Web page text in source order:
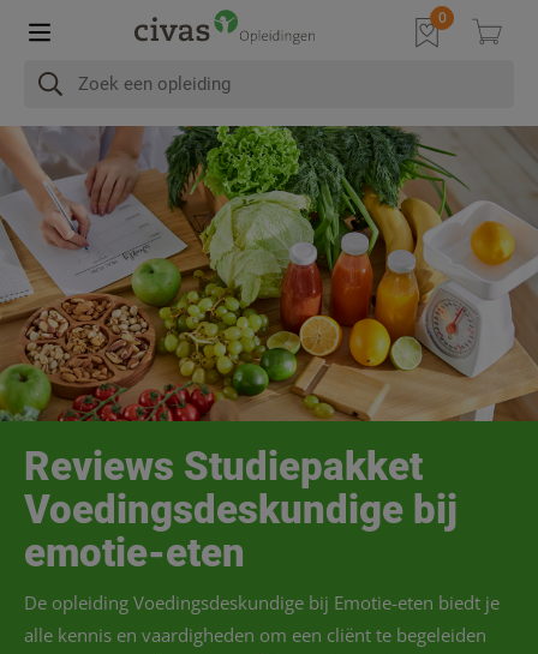
Reviews Studiepakket
Voedingsdeskundige bij
emotie-eten
De opleiding Voedingsdeskundige bij Emotie-eten biedt je
alle kennis en vaardigheden om een cliënt te begeleiden